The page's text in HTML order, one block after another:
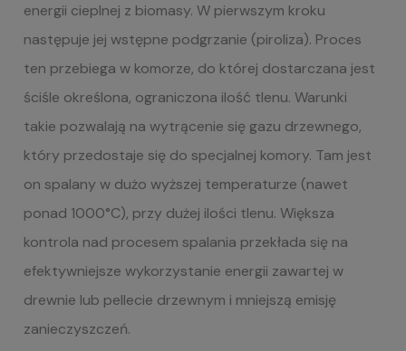
energii cieplnej z biomasy. W pierwszym kroku
następuje jej wstępne podgrzanie (piroliza). Proces
ten przebiega w komorze, do której dostarczana jest
ściśle określona, ograniczona ilość tlenu. Warunki
takie pozwalają na wytrącenie się gazu drzewnego,
który przedostaje się do specjalnej komory. Tam jest
on spalany w dużo wyższej temperaturze (nawet
ponad 1000°C), przy dużej ilości tlenu. Większa
kontrola nad procesem spalania przekłada się na
efektywniejsze wykorzystanie energii zawartej w
drewnie lub pellecie drzewnym i mniejszą emisję
zanieczyszczeń.